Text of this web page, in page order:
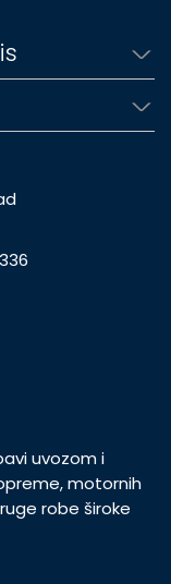
uvozom i
motornih
robe široke